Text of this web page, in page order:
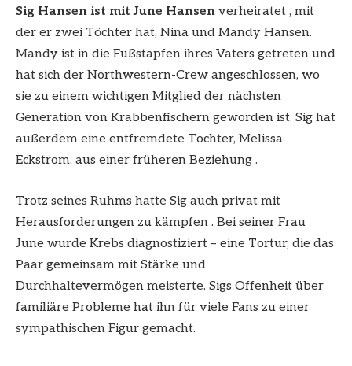
Sig Hansen ist mit June Hansen verheiratet , mit
der er zwei Töchter hat, Nina und Mandy Hansen.
Mandy ist in die Fußstapfen ihres Vaters getreten und
hat sich der Northwestern-Crew angeschlossen, wo
sie zu einem wichtigen Mitglied der nächsten
Generation von Krabbenfischern geworden ist. Sig hat
außerdem eine entfremdete Tochter, Melissa
Eckstrom, aus einer früheren Beziehung .
Trotz seines Ruhms hatte Sig auch privat mit
Herausforderungen zu kämpfen . Bei seiner Frau
June wurde Krebs diagnostiziert – eine Tortur, die das
Paar gemeinsam mit Stärke und
Durchhaltevermögen meisterte. Sigs Offenheit über
familiäre Probleme hat ihn für viele Fans zu einer
sympathischen Figur gemacht.